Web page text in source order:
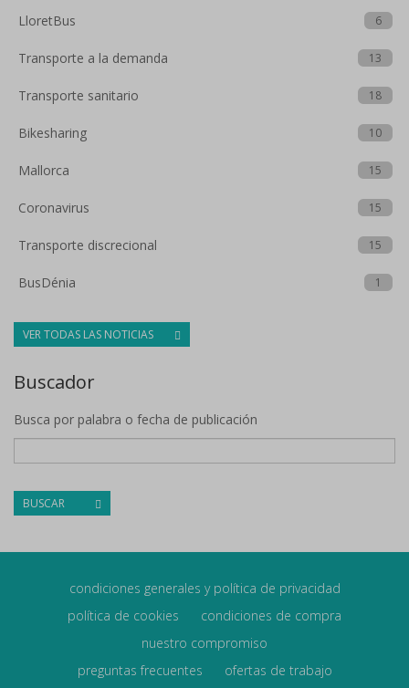
LloretBus 6
Transporte a la demanda 13
Transporte sanitario 18
Bikesharing 10
Mallorca 15
Coronavirus 15
Transporte discrecional 15
BusDénia 1
VER TODAS LAS NOTICIAS
Buscador
Busca por palabra o fecha de publicación
BUSCAR
condiciones generales y política de privacidad
política de cookies
condiciones de compra
nuestro compromiso
preguntas frecuentes
ofertas de trabajo